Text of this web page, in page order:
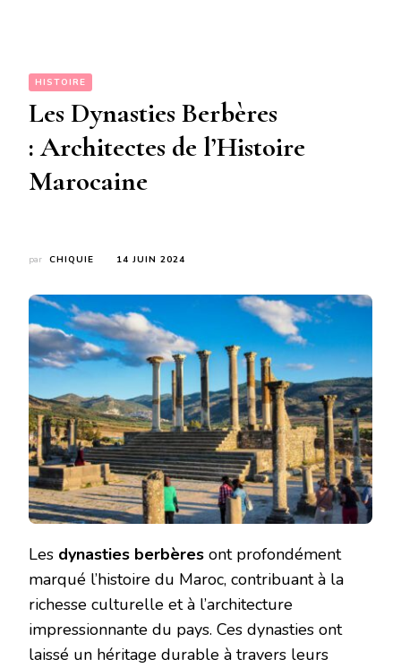
HISTOIRE
Les Dynasties Berbères
: Architectes de l’Histoire
Marocaine
par CHIQUIE 14 JUIN 2024
Les dynasties berbères ont profondément
marqué l’histoire du Maroc, contribuant à la
richesse culturelle et à l’architecture
impressionnante du pays. Ces dynasties ont
laissé un héritage durable à travers leurs